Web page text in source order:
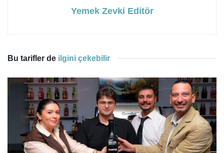
Yemek Zevki Editör
Bu tarifler de ilgini çekebilir